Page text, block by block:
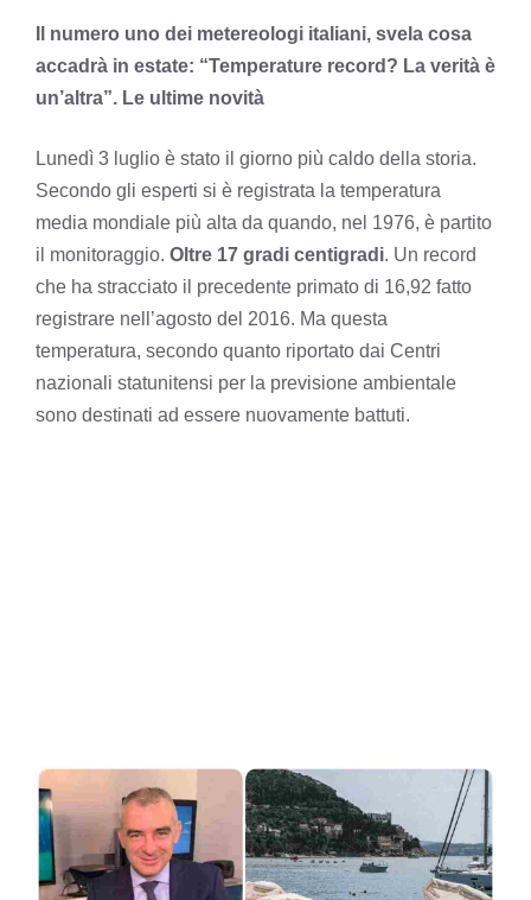
Il numero uno dei metereologi italiani, svela cosa
accadrà in estate: “Temperature record? La verità è
un’altra”. Le ultime novità
Lunedì 3 luglio è stato il giorno più caldo della storia.
Secondo gli esperti si è registrata la temperatura
media mondiale più alta da quando, nel 1976, è partito
il monitoraggio. Oltre 17 gradi centigradi. Un record
che ha stracciato il precedente primato di 16,92 fatto
registrare nell’agosto del 2016. Ma questa
temperatura, secondo quanto riportato dai Centri
nazionali statunitensi per la previsione ambientale
sono destinati ad essere nuovamente battuti.